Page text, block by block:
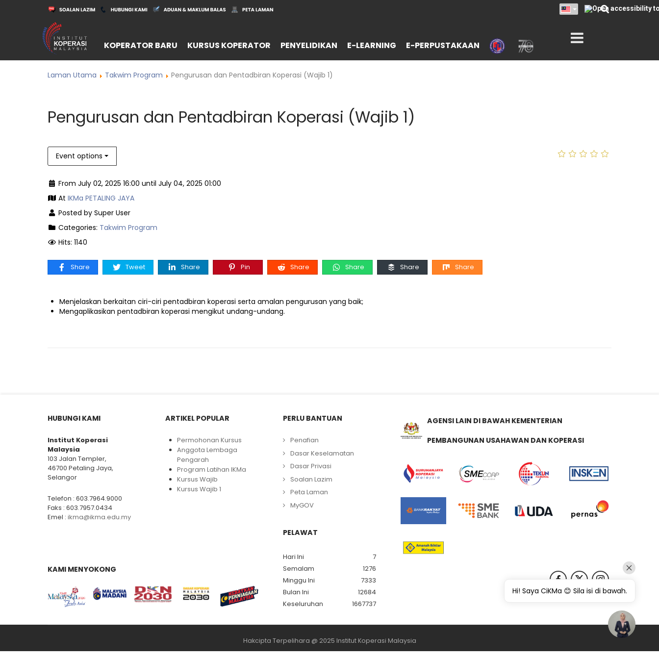
KOPERATOR BARU KURSUS KOPERATOR PENYELIDIKAN E-LEARNING E-PERPUSTAKAAN
Laman Utama Takwim Program Pengurusan dan Pentadbiran Koperasi (Wajib 1)
Pengurusan dan Pentadbiran Koperasi (Wajib 1)
Event options
From July 02, 2025 16:00 until July 04, 2025 01:00
At IKMa PETALING JAYA
Posted by Super User
Categories: Takwim Program
Hits: 1140
Share Tweet Share Pin Share Share Share Share
Menjelaskan berkaitan ciri-ciri pentadbiran koperasi serta amalan pengurusan yang baik;
Mengaplikasikan pentadbiran koperasi mengikut undang-undang.
HUBUNGI KAMI
Institut Koperasi
Malaysia
103 Jalan Templer,
46700 Petaling Jaya,
Selangor
Telefon : 603.7964.9000
Faks : 603.7957.0434
Emel : ikma@ikma.edu.my
ARTIKEL POPULAR
Permohonan Kursus
Anggota Lembaga
Pengarah
Program Latihan IKMa
Kursus Wajib
Kursus Wajib 1
PERLU BANTUAN
Penafian
Dasar Keselamatan
Dasar Privasi
Soalan Lazim
Peta Laman
MyGOV
PELAWAT
Hari Ini
7
Semalam
1276
Minggu Ini
7333
Bulan Ini
12684
Keseluruhan
1667737
AGENSI LAIN DI BAWAH KEMENTERIAN
PEMBANGUNAN USAHAWAN DAN KOPERASI
KAMI MENYOKONG
Hakcipta Terpelihara @ 2025 Institut Koperasi Malaysia
Hi! Saya CiKMa 😊 Sila isi di bawah.